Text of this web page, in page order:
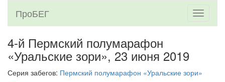
Toggle
ПроБЕГ
4-й Пермский полумарафон
«Уральские зори», 23 июня 2019
Серия забегов: Пермский полумарафон «Уральские зори»